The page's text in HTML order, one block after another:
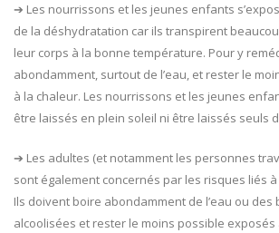
➔ Les nourrissons et les jeunes enfants
de la déshydratation car ils transpirent
leur corps à la bonne température. Pour y
abondamment, surtout de l’eau, et rester le
à la chaleur. Les nourrissons et les jeunes
être laissés en plein soleil ni être laissés seuls
➔ Les adultes (et notamment les personnes
sont également concernés par les risques liés
Ils doivent boire abondamment de l’eau ou des
alcoolisées et rester le moins possible exposés